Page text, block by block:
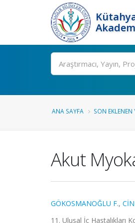
Ara
ANA SAYFA SON EKLENEN
Akut
GÖKOSMANOĞLU F.,
11. Ulusal İç Hastalıkları